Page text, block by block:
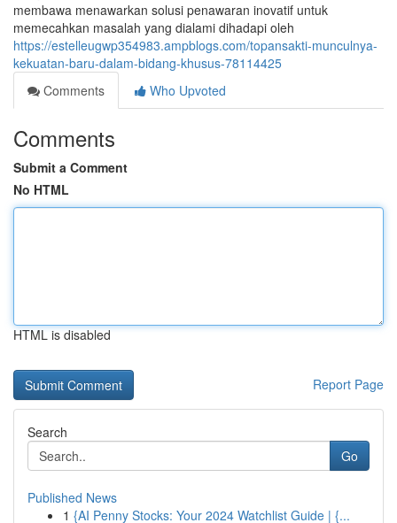
membawa menawarkan solusi penawaran inovatif untuk
memecahkan masalah yang dialami dihadapi oleh
https://estelleugwp354983.ampblogs.com/topansakti-munculnya-
kekuatan-baru-dalam-bidang-khusus-78114425
Comments
Who Upvoted
Comments
Submit a Comment
No HTML
HTML is disabled
Report Page
Search
Go
Published News
1 {AI Penny Stocks: Your 2024 Watchlist Guide | {...